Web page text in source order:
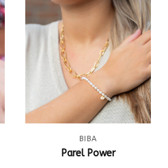
BIBA
Parel Power